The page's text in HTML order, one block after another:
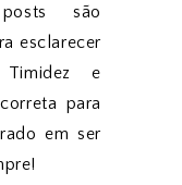
são
esclarecer
e
para
em ser